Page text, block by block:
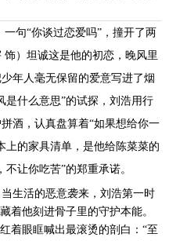
一句“你谈过恋爱吗”，撞开了两
饰） 坦诚这是他的初恋，晚风里
年人毫无保留的爱意写进了烟
是什么意思”的试探，刘浩用行
拼酒，认真盘算着“如果想给你一
上的家具清单，是他给陈菜菜的
让你吃苦”的郑重承诺。
生活的恶意袭来，刘浩第一时
着他刻进骨子里的守护本能。
着眼眶喊出最滚烫的剖白：“至